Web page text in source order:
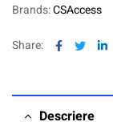
Brands:CSAccess
Share: Facebook
Descriere